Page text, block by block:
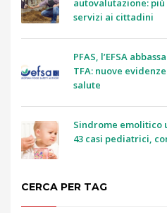
autovalutazione:
servizi ai cittadini
PFAS, l’EFSA
TFA: nuove
salute
Sindrome emolitico
43 casi pediatrici,
CERCA PER TAG